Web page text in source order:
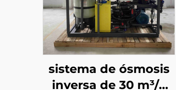
sistema de ósmosis
inversa de 30 m³/d